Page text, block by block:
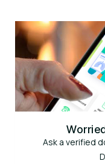
Ask a verified